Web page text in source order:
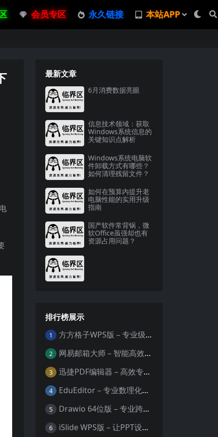
会员专区 永久链接 本站APP
最新文章
6月消费数据亮眼
信息技术领域：获取
Windows系统信息的
关键知识点解析
Windows系统电脑软
件卸载方式有哪些？
如何清理残留文件？
如何在预算内提升老
电脑性能的实用升级
指南
国产软件常背锅，微
软Office虽强却也有
资源占用问题？
排行榜展示
1 方方格子WPS版 – 专业级Excel/WPS表格效率增强插件
2 网易邮箱大师 – 智能高效的全平台邮箱管理专家
3 迅捷PDF编辑器 – 高效专业的PDF编辑与格式处理工具
4 EduEditor – 专业数理化公式与科学文档编辑器
5 Drawio 64位版 – 专业跨平台图表设计与协作工具
6 iSlide WPS版 – 让PPT设计效率提升10倍的专业插件